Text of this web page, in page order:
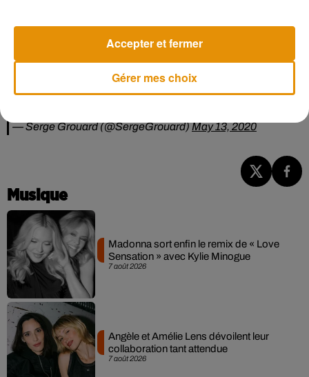
C'est avec une très grande tristesse que j'ai appris le décès
de Michel Ricoud. Je veux saluer son engagement total au
— Serge Grouard (@SergeGrouard)May 13, 2020
Musique
7 août 2026
Madonna sort enfin le remix de « Love
Sensation » avec Kylie Minogue
7 août 2026
Angèle et Amélie Lens dévoilent leur
collaboration tant attendue
Gérer mes choix
Accepter et fermer